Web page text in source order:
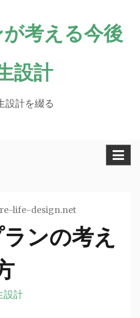
考える今後
設計
設計を綴る
life-design.net
ンの考え
設計